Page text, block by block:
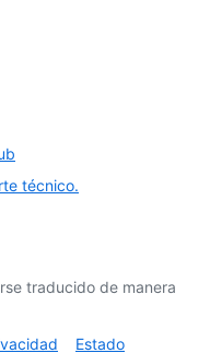
técnico.
traducido de manera
Estado